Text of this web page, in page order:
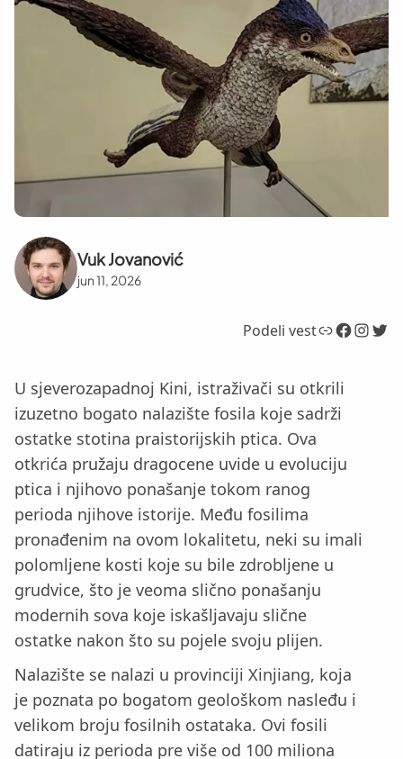
Vuk Jovanović
jun 11, 2026
Podeli vestLink Facebook InstagramTwitter
U sjeverozapadnoj Kini, istraživači su otkrili
izuzetno bogato nalazište fosila koje sadrži
ostatke stotina praistorijskih ptica. Ova
otkrića pružaju dragocene uvide u evoluciju
ptica i njihovo ponašanje tokom ranog
perioda njihove istorije. Među fosilima
pronađenim na ovom lokalitetu, neki su imali
polomljene kosti koje su bile zdrobljene u
grudvice, što je veoma slično ponašanju
modernih sova koje iskašljavaju slične
ostatke nakon što su pojele svoju plijen.
Nalazište se nalazi u provinciji Xinjiang, koja
je poznata po bogatom geološkom nasleđu i
velikom broju fosilnih ostataka. Ovi fosili
datiraju iz perioda pre više od 100 miliona